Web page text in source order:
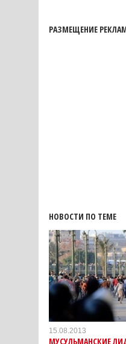
РАЗМЕЩЕНИЕ
НОВОСТИ ПО ТЕМЕ
15.08.2013
МУСУЛЬМАНСКИЕ